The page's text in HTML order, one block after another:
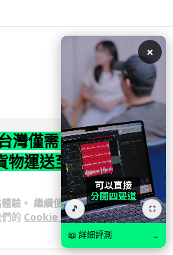
驗。 繼續使用
的 Cookie 政
灣僅需 15 分鐘 Hop
物運送至 725 公里外
Hop Aero 公開自動駕駛貨運火
公斤物資投送 750 公里外，並
×
🎵 ⛶
📖 詳細評測 →